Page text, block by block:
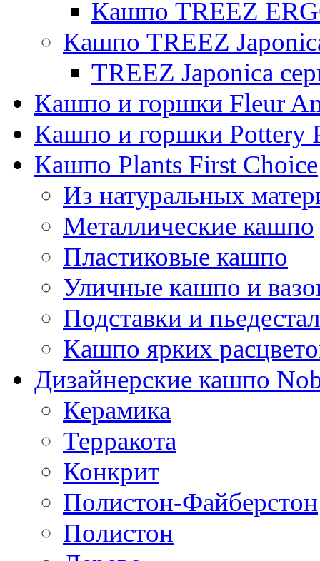
Кашпо TREEZ
Кашпо TREEZ
TREEZ Japonica
Кашпо и горшки Fleur
Кашпо и горшки Pottery
Кашпо Plants First Choice
Из натуральных
Металлические кашпо
Пластиковые кашпо
Уличные кашпо и
Подставки и
Кашпо ярких
Дизайнерские кашпо
Керамика
Терракота
Конкрит
Полистон-Файберстон
Полистон